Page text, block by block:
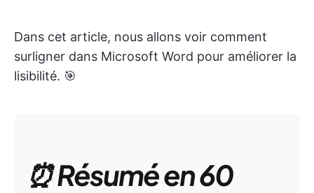
Dans cet article, nous allons voir comment
surligner dans Microsoft Word pour améliorer la
lisibilité. 🎯
⏰ Résumé en 60